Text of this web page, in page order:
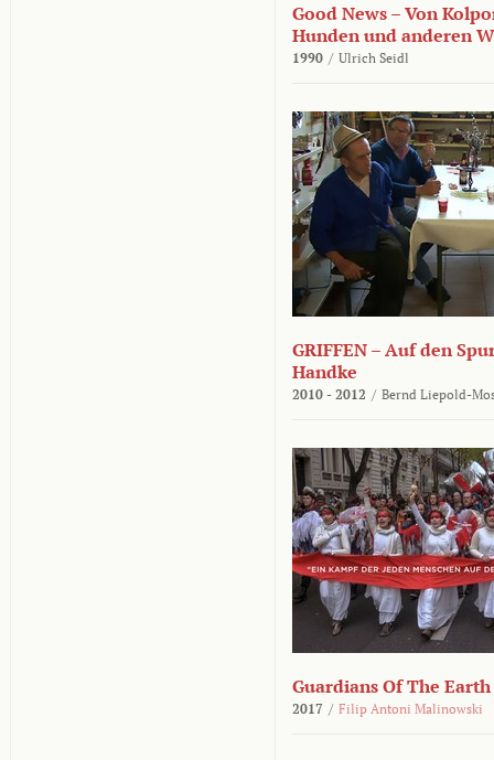
Good News – Von
Hunden und anderen
1990 / Ulrich Seidl
GRIFFEN – Auf den
Handke
2010 - 2012 / Bernd Liepold-
Guardians Of The Earth
2017 / Filip Antoni Malinowski